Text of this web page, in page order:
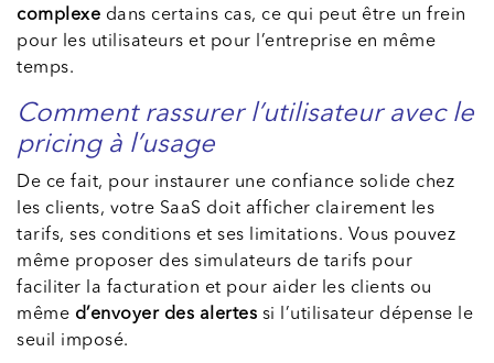
complexe dans certains cas, ce qui peut être un frein
pour les utilisateurs et pour l’entreprise en même
temps.
Comment rassurer l’utilisateur avec le
pricing à l’usage
De ce fait, pour instaurer une confiance solide chez
les clients, votre SaaS doit afficher clairement les
tarifs, ses conditions et ses limitations. Vous pouvez
même proposer des simulateurs de tarifs pour
faciliter la facturation et pour aider les clients ou
même d’envoyer des alertes si l’utilisateur dépense le
seuil imposé.